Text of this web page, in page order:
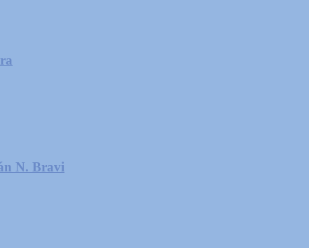
N. Bravi